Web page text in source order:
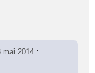
mai 2014 :